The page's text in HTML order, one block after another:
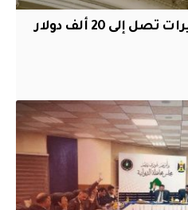
أميركا تقر سندات تأشيرات تصل إلى 20 ألف دولار